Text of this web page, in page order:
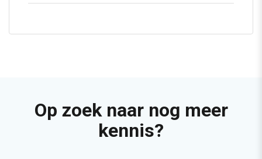
Op zoek naar nog meer
kennis?